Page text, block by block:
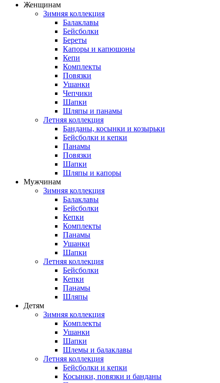
Женщинам
Зимняя коллекция
Балаклавы
Бейсболки
Береты
Капоры и капюшоны
Кепи
Комплекты
Повязки
Ушанки
Чепчики
Шапки
Шляпы и панамы
Летняя коллекция
Банданы, косынки и козырьки
Бейсболки и кепки
Панамы
Повязки
Шапки
Шляпы и капоры
Мужчинам
Зимняя коллекция
Балаклавы
Бейсболки
Кепки
Комплекты
Панамы
Ушанки
Шапки
Летняя коллекция
Бейсболки
Кепки
Панамы
Шляпы
Детям
Зимняя коллекция
Комплекты
Ушанки
Шапки
Шлемы и балаклавы
Летняя коллекция
Бейсболки и кепки
Косынки, повязки и банданы